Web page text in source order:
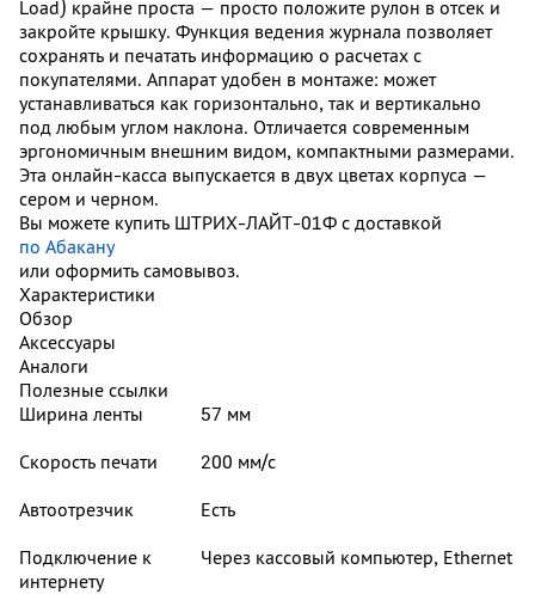
Load) крайне проста — просто положите рулон в отсек и
закройте крышку. Функция ведения журнала позволяет
сохранять и печатать информацию о расчетах с
покупателями. Аппарат удобен в монтаже: может
устанавливаться как горизонтально, так и вертикально
под любым углом наклона. Отличается современным
эргономичным внешним видом, компактными размерами.
Эта онлайн-касса выпускается в двух цветах корпуса —
сером и черном.
Вы можете купить ШТРИХ-ЛАЙТ-01Ф с доставкой
по Абакану
или оформить самовывоз.
Характеристики
Обзор
Аксессуары
Аналоги
Полезные ссылки
Ширина ленты
57 мм
Скорость печати
200 мм/с
Автоотрезчик
Есть
Подключение к
интернету
Через кассовый компьютер, Ethernet